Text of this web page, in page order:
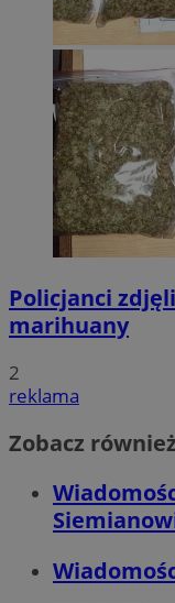
Policjanci
marihuany
2
reklama
Zobacz również